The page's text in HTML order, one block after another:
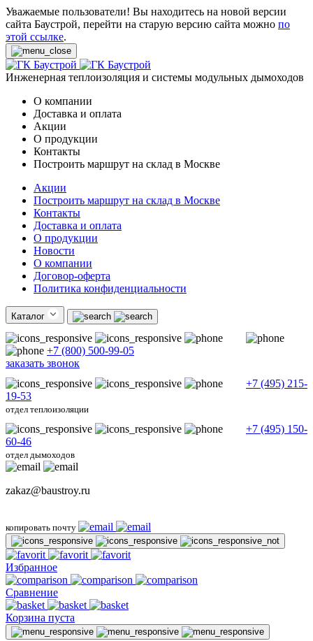
Уважаемые пользователи! Вы находитесь на новой версии
сайта Баустрой, перейти на старую версию сайта можно по
этой ссылке.
Инженерная теплоизоляция и системы модульных дымоходов
О компании
Доставка и оплата
Акции
О продукции
Контакты
Построить маршрут на склад в Москве
Акции
Построить маршрут на склад в Москве
Контакты
Доставка и оплата
О продукции
Новости
О компании
Договор-оферта
Политика конфиденциальности
Каталог
+7 (800) 500-99-05
заказать звонок
+7 (495) 215-
19-53
отдел теплоизоляции
+7 (495) 150-
60-46
отдел дымоходов
zakaz@baustroy.ru
копировать почту
Избранное
Сравнение
Корзина пуста